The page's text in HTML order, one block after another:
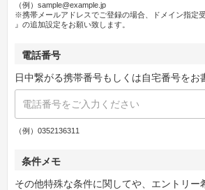
（例）sample@example.jp
※携帯メールアドレスでご登録の場合、ドメイン指定
』の追加設定をお願い致します。
電話番号
日中繋がる携帯番号もしくは自宅番号をお
（例）0352136311
条件メモ
その他特殊な条件に関してや、エントリー